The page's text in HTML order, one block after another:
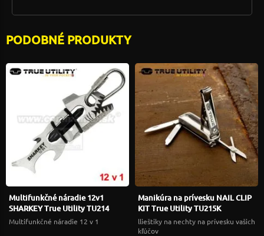
PODOBNÉ PRODUKTY
Multifunkčné náradie 12v1
SHARKEY True Utility TU214
Multifunkčné náradie 12 v 1
Manikúra na prívesku NAIL CLIP
KIT True Utility TU215K
llieštiky na nechty na prívesku vašich
kľúčov